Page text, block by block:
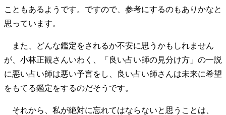
こともあるようです。ですので、参考にするのもありかなと
思っています。
また、どんな鑑定をされるか不安に思うかもしれません
が、小林正観さんいわく、「良い占い師の見分け方」の一説
に悪い占い師は悪い予言をし、良い占い師さんは未来に希望
をもてる鑑定をするのだそうです。
それから、私が絶対に忘れてはならないと思うことは、